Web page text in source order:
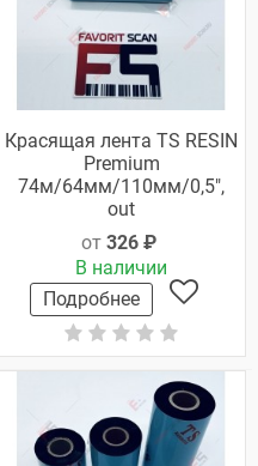
Красящая лента TS RESIN
Premium
74м/64мм/110мм/0,5",
out
от 326 ₽
В наличии
Подробнее